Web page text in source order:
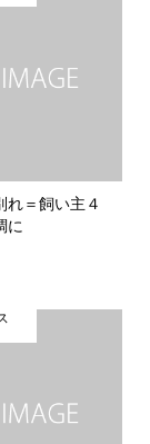
れ＝飼い主４
に